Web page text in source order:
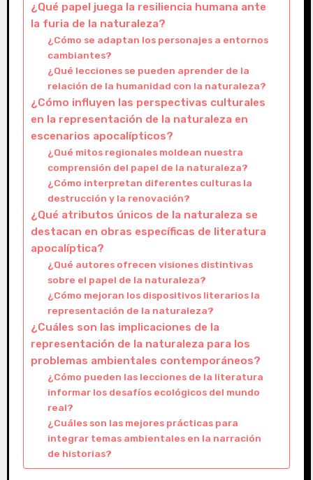
¿Qué papel juega la resiliencia humana ante
la furia de la naturaleza?
¿Cómo se adaptan los personajes a entornos
cambiantes?
¿Qué lecciones se pueden aprender de la
relación de la humanidad con la naturaleza?
¿Cómo influyen las perspectivas culturales
en la representación de la naturaleza en
escenarios apocalípticos?
¿Qué mitos regionales moldean nuestra
comprensión del papel de la naturaleza?
¿Cómo interpretan diferentes culturas la
destrucción y la renovación?
¿Qué atributos únicos de la naturaleza se
destacan en obras específicas de literatura
apocalíptica?
¿Qué autores ofrecen visiones distintivas
sobre el papel de la naturaleza?
¿Cómo mejoran los dispositivos literarios la
representación de la naturaleza?
¿Cuáles son las implicaciones de la
representación de la naturaleza para los
problemas ambientales contemporáneos?
¿Cómo pueden las lecciones de la literatura
informar los desafíos ecológicos del mundo
real?
¿Cuáles son las mejores prácticas para
integrar temas ambientales en la narración
de historias?